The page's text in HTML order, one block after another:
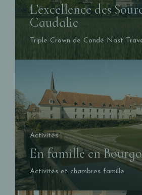
L’excellence des
Caudalie
Triple Crown de Condé Nast
Activités
En famille en
Activités et chambres famille